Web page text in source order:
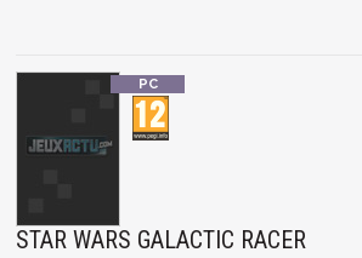
STAR WARS GALACTIC RACER